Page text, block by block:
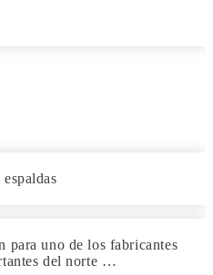
para uno de los fabricantes
del norte …